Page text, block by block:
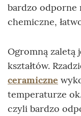
bardzo odporne
chemiczne,
Ogromną zaletą
kształtów.
ceramiczne
temperaturze
czyli bardzo